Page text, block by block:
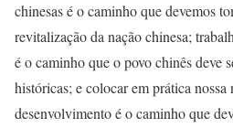
chinesas é o caminho que devemos
revitalização da nação chinesa;
é o caminho que o povo chinês deve
históricas; e colocar em prática
desenvolvimento é o caminho que